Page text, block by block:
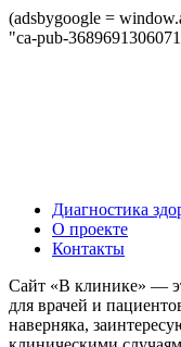
(adsbygoogle =
"ca-pub-
Диагностика
О проекте
Контакты
Сайт «В клинике» —
для врачей и
наверняка,